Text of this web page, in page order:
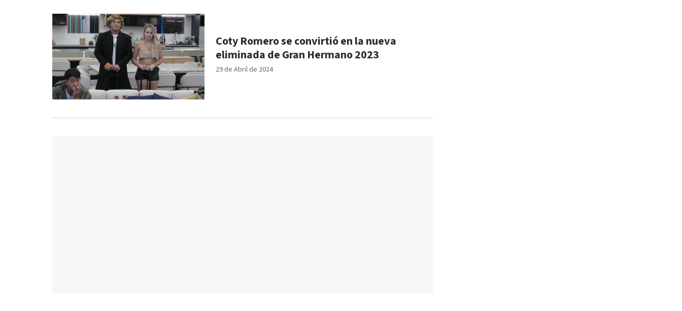
29 de Abril de 2024
Coty Romero se convirtió en la nueva
eliminada de Gran Hermano 2023